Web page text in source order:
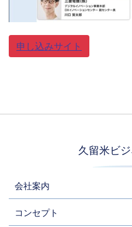
申し込みサイト
久留米ビ
会社案内
コンセプト